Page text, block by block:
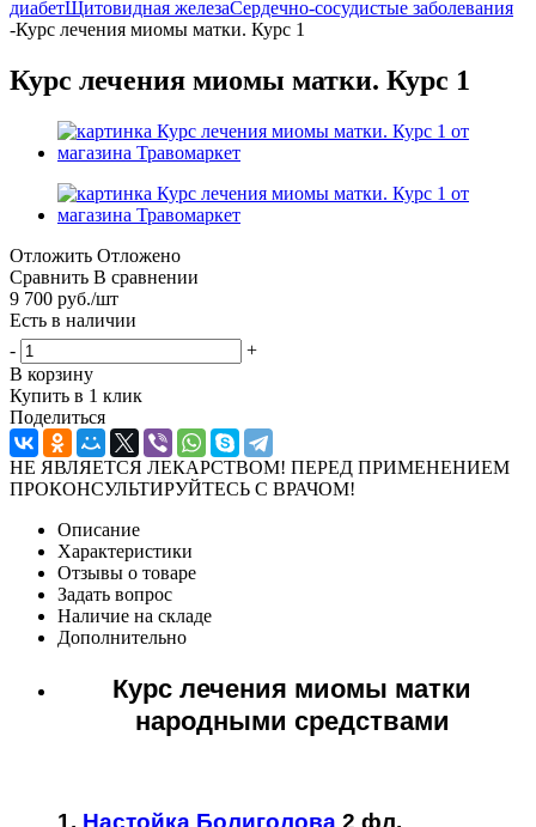
диабетЩитовидная железаСердечно-сосудистые заболевания
-Курс лечения миомы матки. Курс 1
Курс лечения миомы матки. Курс 1
Отложить Отложено
Сравнить В сравнении
9 700 руб./шт
Есть в наличии
-
+
В корзину
Купить в 1 клик
Поделиться
НЕ ЯВЛЯЕТСЯ ЛЕКАРСТВОМ! ПЕРЕД ПРИМЕНЕНИЕМ
ПРОКОНСУЛЬТИРУЙТЕСЬ С ВРАЧОМ!
Описание
Характеристики
Отзывы о товаре
Задать вопрос
Наличие на складе
Дополнительно
Курс лечения миомы матки
народными средствами